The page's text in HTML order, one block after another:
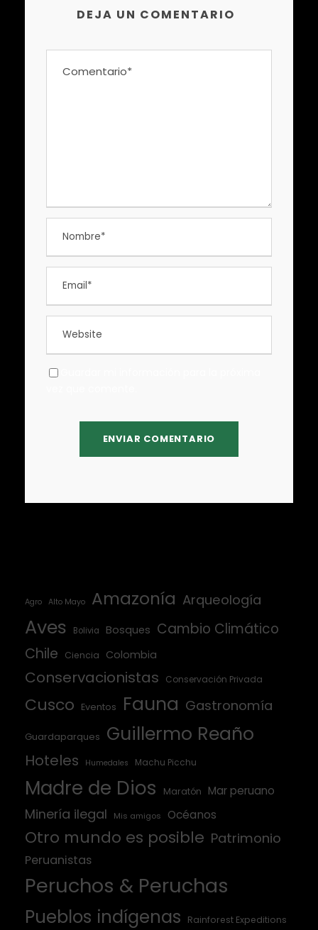
DEJA UN COMENTARIO
Agro Alto Mayo Amazonía Arqueología
Aves Bolivia Bosques Cambio Climático
Chile
Ciencia Colombia
Conservacionistas Conservación Privada
Cusco Eventos Fauna Gastronomía
Guardaparques Guillermo Reaño
Hoteles Humedales Machu Picchu
Madre de Dios Maratón Mar peruano
Minería ilegal Mis amigos Océanos
Otro mundo es posible Patrimonio
Peruanistas
Peruchos & Peruchas
Pueblos indígenas Rainforest Expeditions